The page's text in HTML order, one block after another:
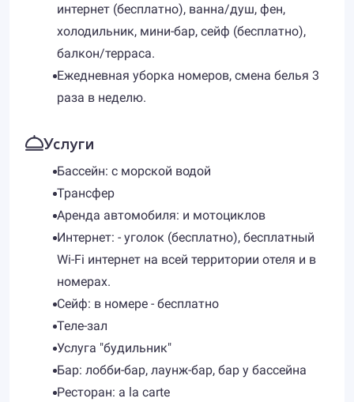
интернет (бесплатно), ванна/душ, фен,
холодильник, мини-бар, сейф (бесплатно),
балкон/терраса.
Ежедневная уборка номеров, смена белья 3
раза в неделю.
Услуги
Бассейн: с морской водой
Трансфер
Аренда автомобиля: и мотоциклов
Интернет: - уголок (бесплатно), бесплатный
Wi-Fi интернет на всей территории отеля и в
номерах.
Сейф: в номере - бесплатно
Теле-зал
Услуга "будильник"
Бар: лобби-бар, лаунж-бар, бар у бассейна
Ресторан: a la carte